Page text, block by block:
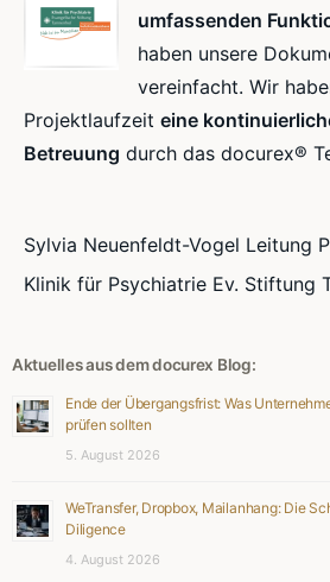
umfassenden
haben unsere
vereinfacht. Wir
Projektlaufzeit eine
Betreuung durch das docurex®
Sylvia Neuenfeldt-Vogel Leitung
Klinik für Psychiatrie Ev. Stiftung
Aktuelles aus dem docurex Blog:
Ende der Übergangsfrist: Was
prüfen sollten
5. August 2026
WeTransfer, Dropbox, Mailanhang: Die
Diligence
4. August 2026